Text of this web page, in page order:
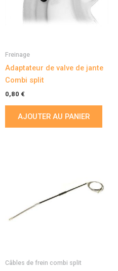
Freinage
Adaptateur de valve de jante
Combi split
0,80 €
AJOUTER AU PANIER
Câbles de frein combi split